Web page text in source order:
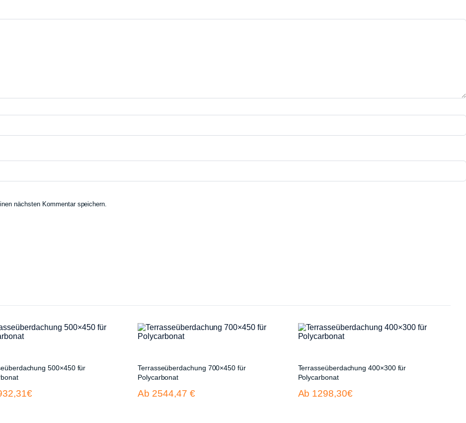
nächsten Kommentar speichern.
500×450 für
Terrasseüberdachung 700×450 für
Polycarbonat
Ab 2544,47 €
Terrasseüberdachung 400×300 für
Polycarbonat
Ab 1298,30€